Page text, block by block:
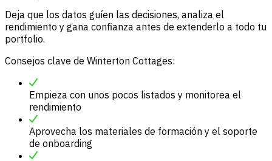
Deja que los datos guíen las decisiones, analiza el
rendimiento y gana confianza antes de extenderlo a todo tu
portfolio.
Consejos clave de Winterton Cottages:
Empieza con unos pocos listados y monitorea el
rendimiento
Aprovecha los materiales de formación y el soporte
de onboarding